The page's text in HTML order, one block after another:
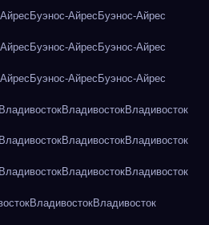
Буэнос-Айрес Буэнос-Айрес
Буэнос-Айрес Буэнос-Айрес
Буэнос-Айрес Буэнос-Айрес
ВладивостокВладивосток
ВладивостокВладивосток
ВладивостокВладивосток
ВладивостокВладивосток